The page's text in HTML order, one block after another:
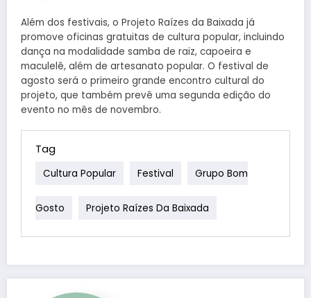
Além dos festivais, o Projeto Raízes da Baixada já
promove oficinas gratuitas de cultura popular, incluindo
dança na modalidade samba de raiz, capoeira e
maculelê, além de artesanato popular. O festival de
agosto será o primeiro grande encontro cultural do
projeto, que também prevê uma segunda edição do
evento no mês de novembro.
Tag
Cultura Popular Festival Grupo Bom
Gosto Projeto Raízes Da Baixada